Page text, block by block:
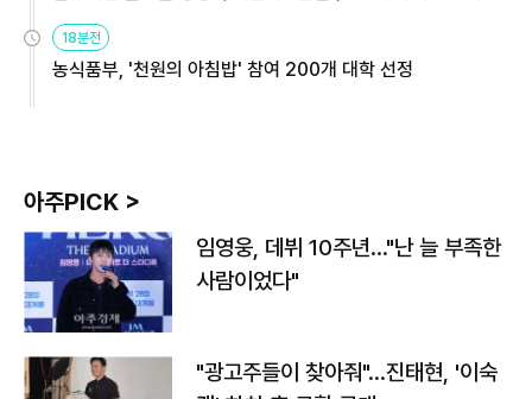
원
18분전
농식품부, '천원의 아침밥' 참여 200개 대학 선정
아주PICK >
임영웅, 데뷔 10주년…"난 늘 부족한
사람이었다"
"광고주들이 찾아줘"…진태현, '이숙